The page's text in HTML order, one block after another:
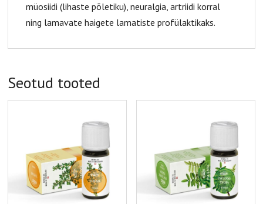
müosiidi (lihaste põletiku), neuralgia, artriidi korral
ning lamavate haigete lamatiste profülaktikaks.
Seotud tooted